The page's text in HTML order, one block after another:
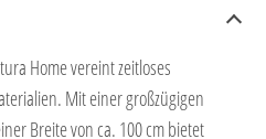
Home vereint zeitloses
Mit einer großzügigen
Breite von ca. 100 cm bietet